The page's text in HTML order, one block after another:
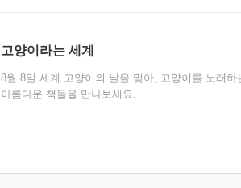
고양이라는 세계
8월 8일 세계 고양이의 날을 맞아, 고양이를 노래하
아름다운 책들을 만나보세요.